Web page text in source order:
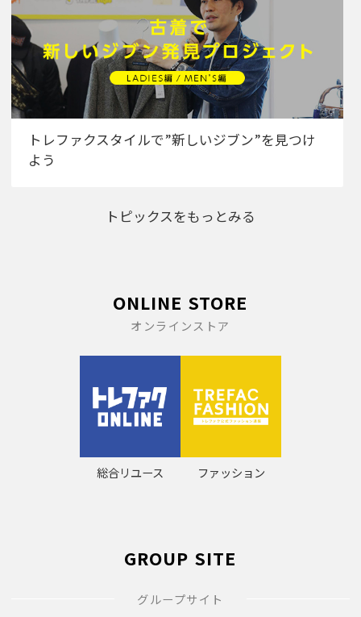
トレファクスタイルで”新しいジブン”を見つけ
よう
トピックスをもっとみる
ONLINE STORE
オンラインストア
総合リユース ファッション
GROUP SITE
グループサイト